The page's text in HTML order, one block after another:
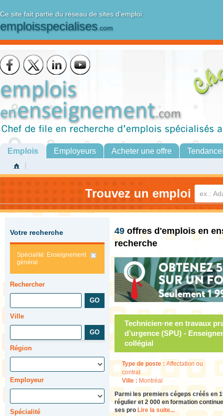
Ce site fait partie du réseau de sites d'emploi
emploisspecialises.com
Emplois Employeurs Acheter une offre
Trouvez un emploi
Votre recherche
Spécialité: Enseignement
général
Rechercher
Ville
Région
Employeur
Spécialité
49 offres d'emplois en
recherche
Technicien·ne en travaux
d’urgence (SPU) -
collégial
Type de poste : Affectation ou
contrat
Ville : Montréal
Parmi les premiers cégeps créés en
régulier et 2 000 en formation
ses pro Lire la suite...